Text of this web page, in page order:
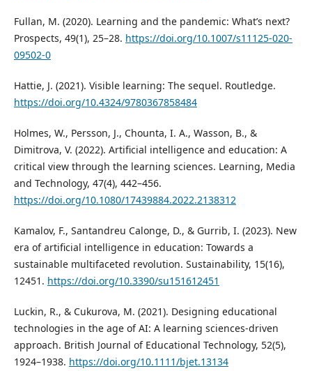
Fullan, M. (2020). Learning and the pandemic: What’s next?
Prospects, 49(1), 25–28. https://doi.org/10.1007/s11125-020-
09502-0
Hattie, J. (2021). Visible learning: The sequel. Routledge.
https://doi.org/10.4324/9780367858484
Holmes, W., Persson, J., Chounta, I. A., Wasson, B., &
Dimitrova, V. (2022). Artificial intelligence and education: A
critical view through the learning sciences. Learning, Media
and Technology, 47(4), 442–456.
https://doi.org/10.1080/17439884.2022.2138312
Kamalov, F., Santandreu Calonge, D., & Gurrib, I. (2023). New
era of artificial intelligence in education: Towards a
sustainable multifaceted revolution. Sustainability, 15(16),
12451. https://doi.org/10.3390/su151612451
Luckin, R., & Cukurova, M. (2021). Designing educational
technologies in the age of AI: A learning sciences-driven
approach. British Journal of Educational Technology, 52(5),
1924–1938. https://doi.org/10.1111/bjet.13134